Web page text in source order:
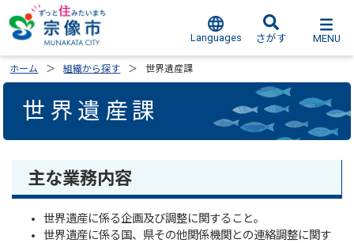
Languages さがす MENU
ホーム 組織から探す 世界遺産課
世界遺産課
主な業務内容
世界遺産に係る企画及び調整に関すること。
世界遺産に係る国、県その他関係機関との連絡調整に関す